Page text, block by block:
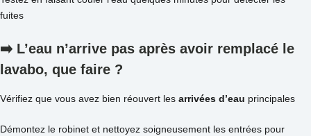
fuites
➡️ L’eau n’arrive pas après avoir remplacé le
lavabo, que faire ?
Vérifiez que vous avez bien réouvert les arrivées d’eau principales
Démontez le robinet et nettoyez soigneusement les entrées pour